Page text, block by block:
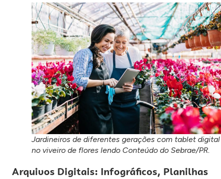
Jardineiros de diferentes gerações com tablet digital
no viveiro de flores lendo Conteúdo do Sebrae/PR.
Arquivos Digitais: Infográficos, Planilhas